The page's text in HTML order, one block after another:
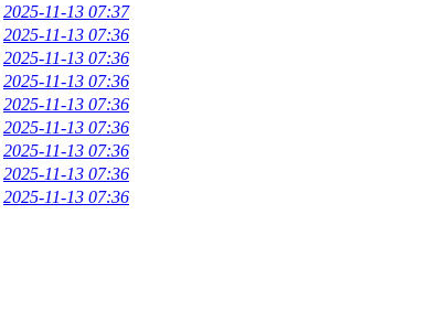
2025-11-13 07:37
2025-11-13 07:36
2025-11-13 07:36
2025-11-13 07:36
2025-11-13 07:36
2025-11-13 07:36
2025-11-13 07:36
2025-11-13 07:36
2025-11-13 07:36